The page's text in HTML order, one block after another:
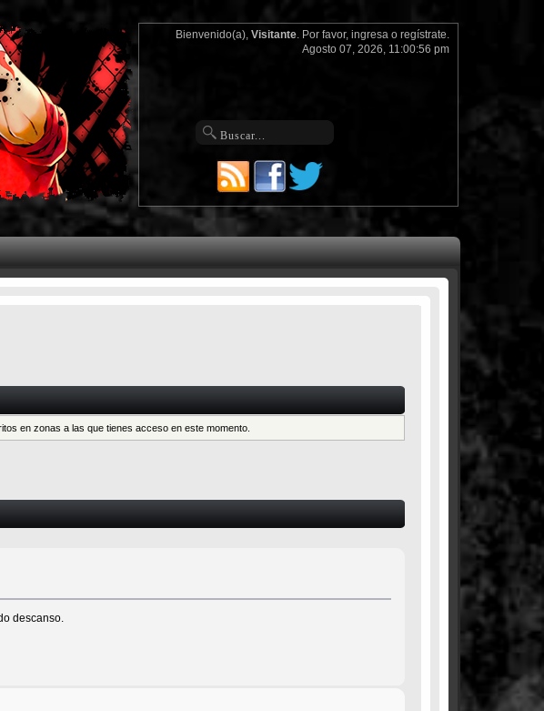
Bienvenido(a), Visitante. Por favor, ingresao regístrate.
Agosto 07, 2026, 11:00:56 pm
en zonas a las que tienes acceso en este momento.
descanso.